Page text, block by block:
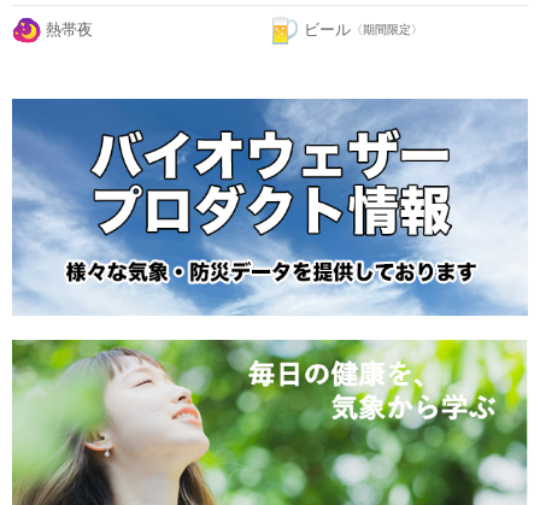
熱帯夜 ビール 〈期間限定〉